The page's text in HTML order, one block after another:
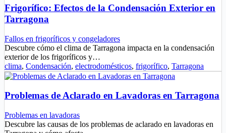
Frigorífico: Efectos de la Condensación Exterior en
Tarragona
Fallos en frigoríficos y congeladores
Descubre cómo el clima de Tarragona impacta en la condensación
exterior de los frigoríficos y…
clima, Condensación, electrodomésticos, frigorífico, Tarragona
Problemas de Aclarado en Lavadoras en Tarragona
Problemas en lavadoras
Descubre las causas de los problemas de aclarado en lavadoras en